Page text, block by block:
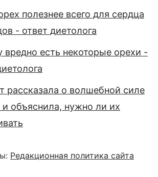
полезнее всего для сердца
- ответ диетолога
вредно есть некоторые орехи -
рассказала о волшебной силе
и объяснила, нужно ли их
Редакционная политика сайта